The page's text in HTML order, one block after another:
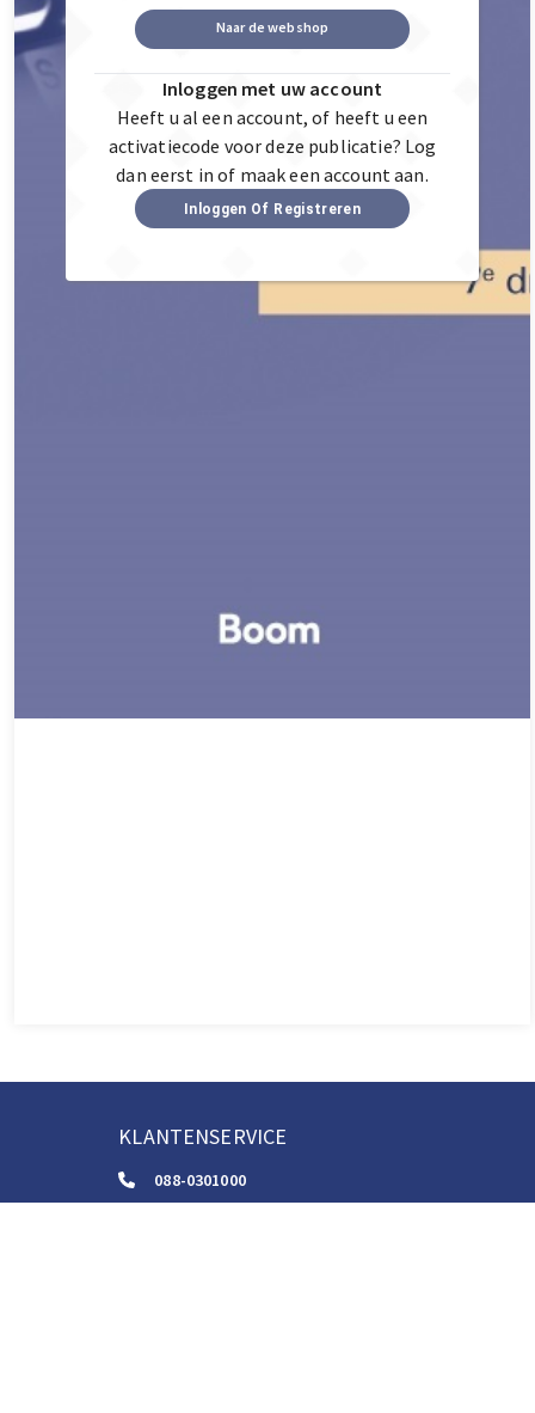
Naar de webshop
Inloggen met uw account
Heeft u al een account, of heeft u een
activatiecode voor deze publicatie? Log
dan eerst in of maak een account aan.
Inloggen Of Registreren
KLANTENSERVICE
088-0301000